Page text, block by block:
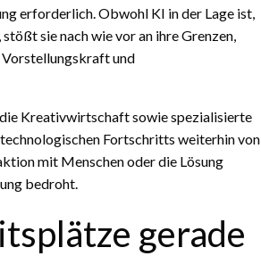
erforderlich. Obwohl KI in der Lage ist,
sie nach wie vor an ihre Grenzen,
Vorstellungskraft und
Kreativwirtschaft sowie spezialisierte
Fortschritts weiterhin von
mit Menschen oder die Lösung
bedroht.
gerade